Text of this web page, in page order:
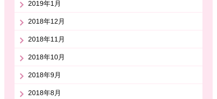
2019年1月
2018年12月
2018年11月
2018年10月
2018年9月
2018年8月